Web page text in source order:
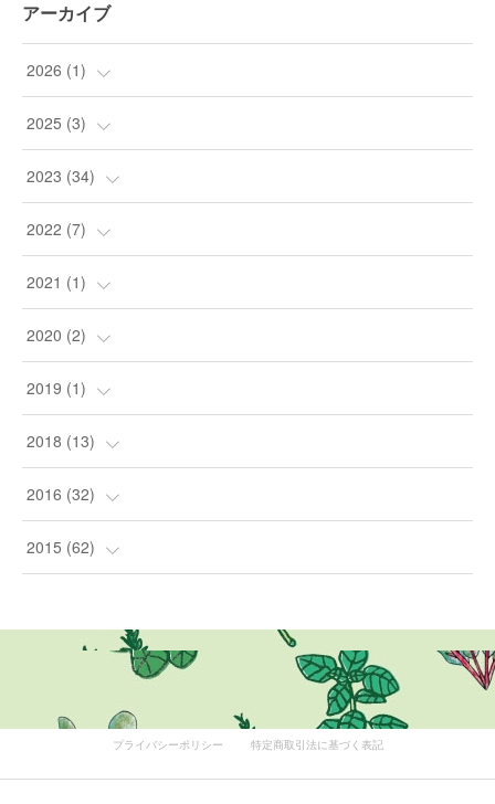
アーカイブ
2026 (1)
(1
2025 (3)
(3)
2023 (34)
(9
(24)
(1
2022 (7)
(1
(4
(1
(1)
2021 (1)
(1
2020 (2)
(2
2019 (1)
(1)
2018 (13)
(5)
(8)
2016 (32)
(3)
1 )
2015 (62)
12
プライバシーポリシー 特定商取引法に基づく表記